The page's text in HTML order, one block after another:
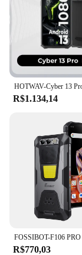
R$1.134,14
R$770,03